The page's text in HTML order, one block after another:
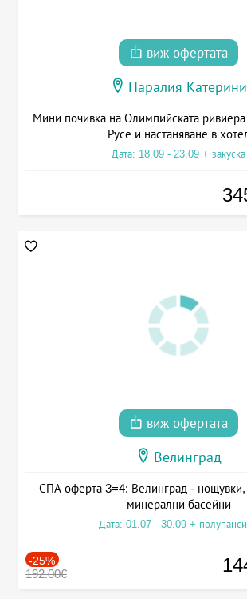
виж офертата
Паралия Катерини
Мини почивка на Олимпийската ривиера
Русе и настаняване в
Дата: 18.09 - 23.09 + закуска
виж офертата
Велинград
СПА оферта 3=4: Велинград - нощувки,
минерални басейни
Дата: 01.07 - 30.09 +
-25%
192.00€